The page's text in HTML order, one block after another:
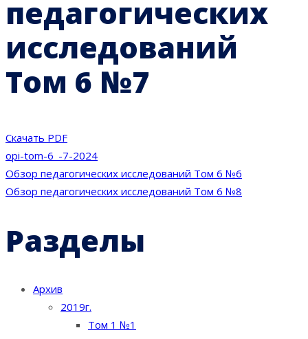
педагогических
исследований
Том 6 №7
Скачать PDF
opi-tom-6_-7-2024
Навигация
по
записям
Обзор педагогических исследований Том 6 №6
Обзор педагогических исследований Том 6 №8
Разделы
Архив
2019г.
Том 1 №1